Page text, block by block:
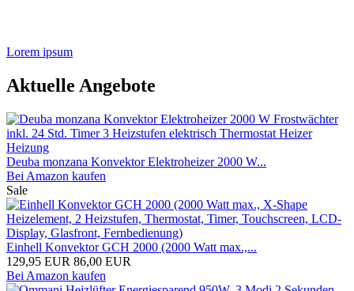
Lorem ipsum
Aktuelle Angebote
Deuba monzana Konvektor Elektroheizer 2000 W...
Bei Amazon kaufen
Sale
Einhell Konvektor GCH 2000 (2000 Watt max.,...
129,95 EUR 86,00 EUR
Bei Amazon kaufen